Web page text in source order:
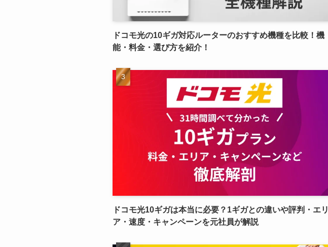
ドコモ光の10ギガ対応ルーターのおすすめ機種を比較！機
能・料金・選び方を紹介！
ドコモ光10ギガは本当に必要？1ギガとの違いや評判・エリ
ア・速度・キャンペーンを元社員が解説